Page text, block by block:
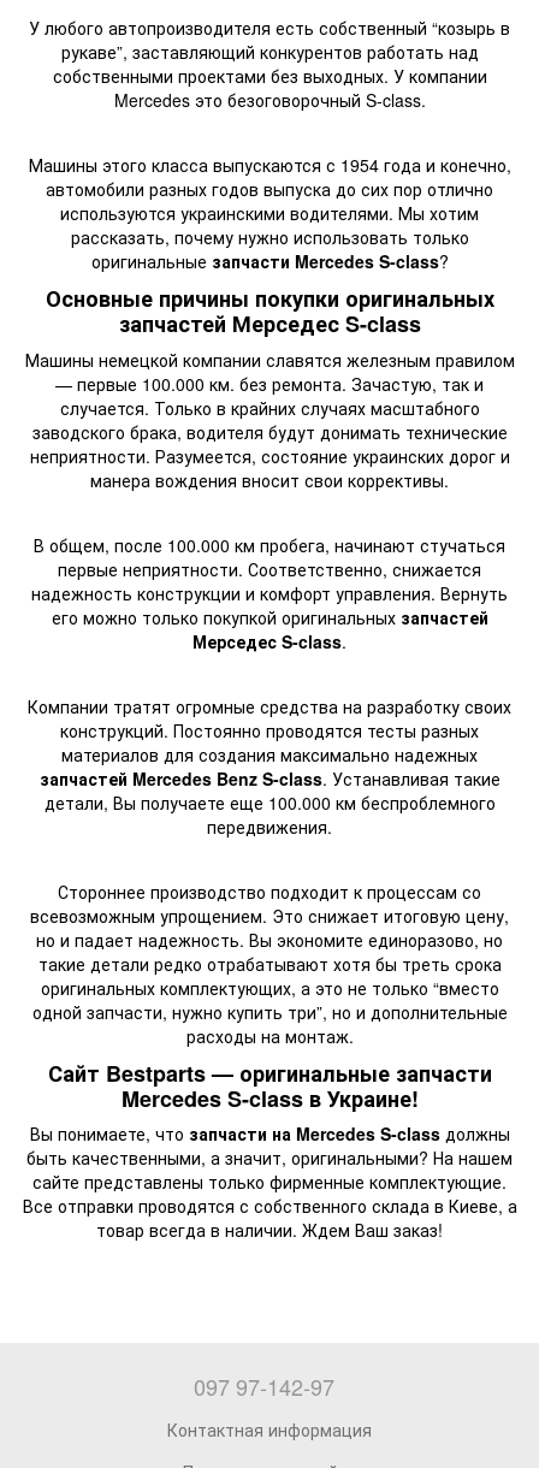
У любого автопроизводителя есть собственный “козырь в
рукаве”, заставляющий конкурентов работать над
собственными проектами без выходных. У компании
Mercedes это безоговорочный S-class.
Машины этого класса выпускаются с 1954 года и конечно,
автомобили разных годов выпуска до сих пор отлично
используются украинскими водителями. Мы хотим
рассказать, почему нужно использовать только
оригинальные запчасти Mercedes S-class?
Основные причины покупки оригинальных
запчастей Мерседес S-class
Машины немецкой компании славятся железным правилом
— первые 100.000 км. без ремонта. Зачастую, так и
случается. Только в крайних случаях масштабного
заводского брака, водителя будут донимать технические
неприятности. Разумеется, состояние украинских дорог и
манера вождения вносит свои коррективы.
В общем, после 100.000 км пробега, начинают стучаться
первые неприятности. Соответственно, снижается
надежность конструкции и комфорт управления. Вернуть
его можно только покупкой оригинальных запчастей
Мерседес S-class.
Компании тратят огромные средства на разработку своих
конструкций. Постоянно проводятся тесты разных
материалов для создания максимально надежных
запчастей Mercedes Benz S-class. Устанавливая такие
детали, Вы получаете еще 100.000 км беспроблемного
передвижения.
Стороннее производство подходит к процессам со
всевозможным упрощением. Это снижает итоговую цену,
но и падает надежность. Вы экономите единоразово, но
такие детали редко отрабатывают хотя бы треть срока
оригинальных комплектующих, а это не только “вместо
одной запчасти, нужно купить три”, но и дополнительные
расходы на монтаж.
Сайт Bestparts — оригинальные запчасти
Mercedes S-class в Украине!
Вы понимаете, что запчасти на Mercedes S-class должны
быть качественными, а значит, оригинальными? На нашем
сайте представлены только фирменные комплектующие.
Все отправки проводятся с собственного склада в Киеве, а
товар всегда в наличии. Ждем Ваш заказ!
097 97-142-97
Контактная информация